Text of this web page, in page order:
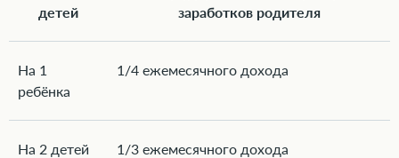
детей
заработков родителя
На 1
ребёнка
1/4 ежемесячного дохода
На 2 детей 1/3 ежемесячного дохода